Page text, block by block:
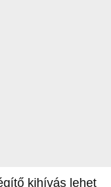
kihívás lehet